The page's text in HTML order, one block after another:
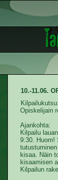
10.-11.06.
Kilpailukutsu:
Opiskelijain
Ajankohta:
Kilpailu
9:30. Huom!
kisaa. Näin
kisaamisen
Kilpailun